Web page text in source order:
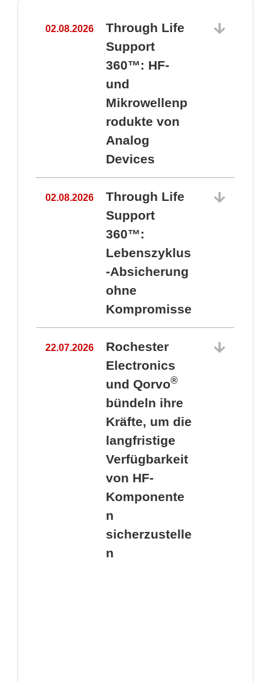
02.08.2026
Through Life
Support
360™: HF-
und
Mikrowellenp
rodukte von
Analog
Devices
02.08.2026
Through Life
Support
360™:
Lebenszyklus
-Absicherung
ohne
Kompromisse
22.07.2026
Rochester
Electronics
und Qorvo®
bündeln ihre
Kräfte, um die
langfristige
Verfügbarkeit
von HF-
Komponente
n
sicherzustelle
n